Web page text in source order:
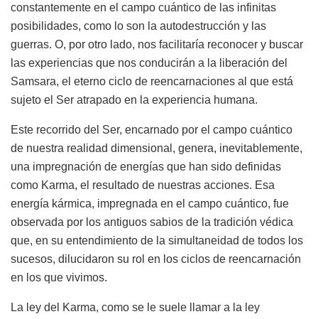
constantemente en el campo cuántico de las infinitas
posibilidades, como lo son la autodestrucción y las
guerras. O, por otro lado, nos facilitaría reconocer y buscar
las experiencias que nos conducirán a la liberación del
Samsara, el eterno ciclo de reencarnaciones al que está
sujeto el Ser atrapado en la experiencia humana.
Este recorrido del Ser, encarnado por el campo cuántico
de nuestra realidad dimensional, genera, inevitablemente,
una impregnación de energías que han sido definidas
como Karma, el resultado de nuestras acciones. Esa
energía kármica, impregnada en el campo cuántico, fue
observada por los antiguos sabios de la tradición védica
que, en su entendimiento de la simultaneidad de todos los
sucesos, dilucidaron su rol en los ciclos de reencarnación
en los que vivimos.
La ley del Karma, como se le suele llamar a la ley